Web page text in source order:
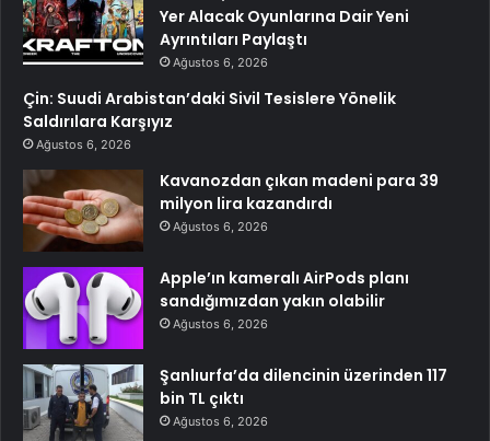
Yer Alacak Oyunlarına Dair Yeni
Ayrıntıları Paylaştı
Ağustos 6, 2026
Çin: Suudi Arabistan’daki Sivil Tesislere Yönelik
Saldırılara Karşıyız
Ağustos 6, 2026
Kavanozdan çıkan madeni para 39
milyon lira kazandırdı
Ağustos 6, 2026
Apple’ın kameralı AirPods planı
sandığımızdan yakın olabilir
Ağustos 6, 2026
Şanlıurfa’da dilencinin üzerinden 117
bin TL çıktı
Ağustos 6, 2026